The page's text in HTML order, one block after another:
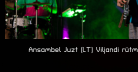
Viljandi